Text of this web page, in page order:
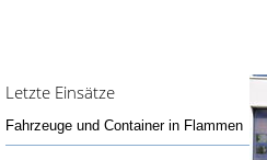
Letzte Einsätze
Fahrzeuge und Container in Flammen